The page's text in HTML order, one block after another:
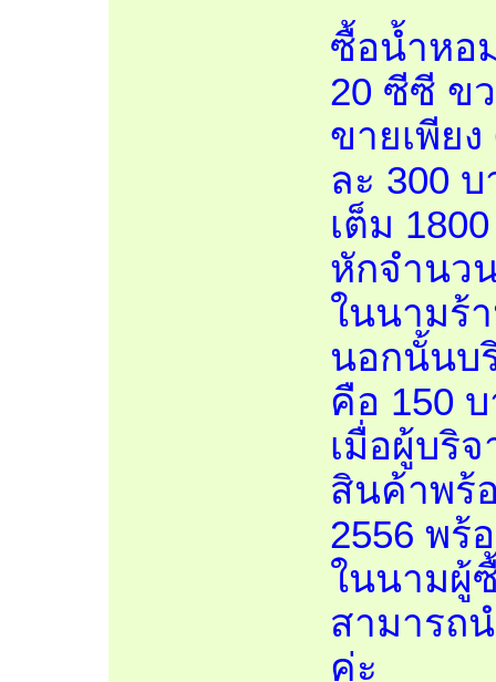
ซื้อน้ำหอ
20 ซีซี ข
ขายเพีย
ละ 300
เต็ม
หักจำนว
ในนามร้
นอกนั้นบ
คือ 150
เมื่อผู้บริ
สินค้าพร้
2556 พร้
ในนามผู้
สามารถ
ค่ะ